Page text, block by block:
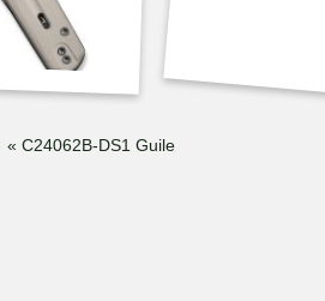
« C24062B-DS1 Guile